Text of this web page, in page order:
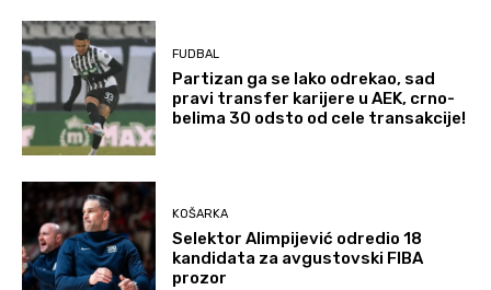
FUDBAL
Partizan ga se lako odrekao, sad
pravi transfer karijere u AEK, crno-
belima 30 odsto od cele transakcije!
KOŠARKA
Selektor Alimpijević odredio 18
kandidata za avgustovski FIBA
prozor